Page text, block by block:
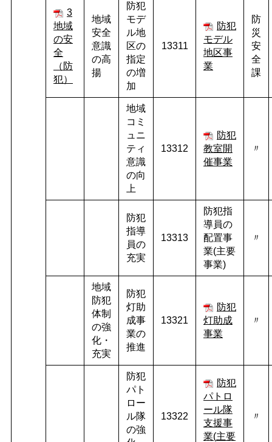
3
地域
の安
全
（防
犯）
地域
安全
意識
の高
揚
防犯
モデ
ル地
区の
指定
の増
加
13311
防犯
モデル
地区事
業
防
災
安
全
課
地域
コミ
ュニ
ティ
意識
の向
上
13312
防犯
教室開
催事業
〃
防犯
指導
員の
充実
13313
防犯指
導員の
配置事
業(主要
事業)
〃
地域
防犯
体制
の強
化・
充実
防犯
灯助
成事
業の
推進
13321
防犯
灯助成
事業
〃
防犯
パト
ロー
ル隊
の強
13322
防犯
パトロ
ール隊
支援事
業(主要
〃